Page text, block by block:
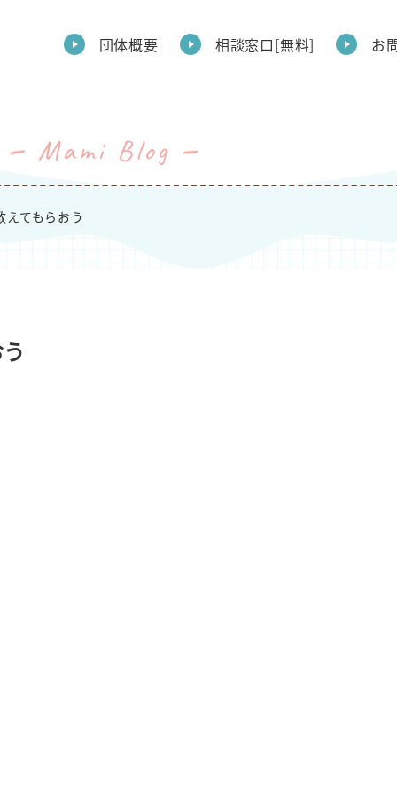
団体概要 相談窓口[無料] お
Mami Blog
えてもらおう